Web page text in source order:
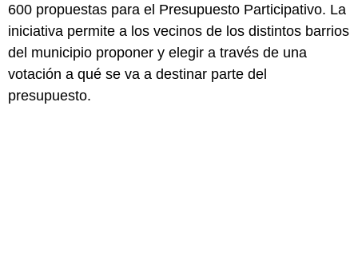
600 propuestas para el Presupuesto Participativo. La
iniciativa permite a los vecinos de los distintos barrios
del municipio proponer y elegir a través de una
votación a qué se va a destinar parte del
presupuesto.